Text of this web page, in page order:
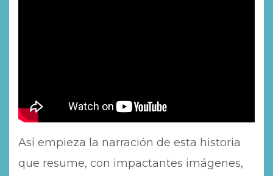
Así empieza la narración de esta historia
que resume, con impactantes imágenes,